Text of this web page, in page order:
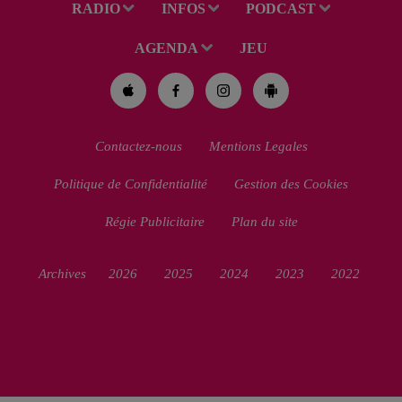
RADIO INFOS PODCAST
AGENDA JEU
Contactez-nous Mentions Legales
Politique de Confidentialité Gestion des Cookies
Régie Publicitaire Plan du site
Archives 2026 2025 2024 2023 2022